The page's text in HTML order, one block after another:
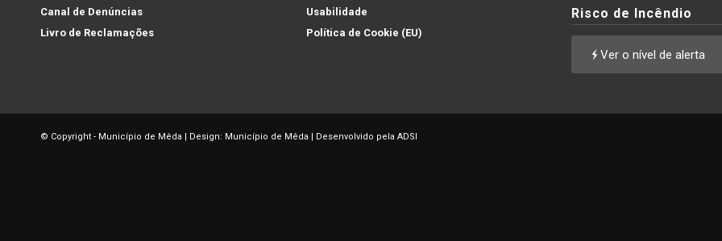
Canal de Denúncias
Livro de Reclamações
Usabilidade
Política de Cookie (EU)
Risco de Incêndio
Ver o nível de alerta
© Copyright - Município de Mêda | Design: Município de Mêda | Desenvolvido pela ADSI